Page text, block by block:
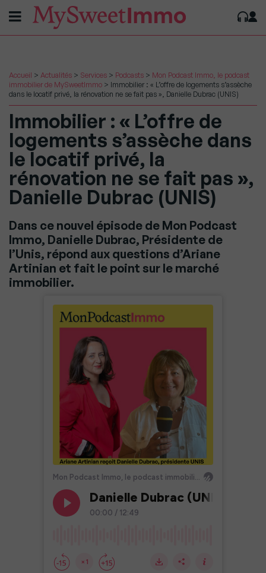
Accueil > Actualités > Services > Podcasts > Mon Podcast Immo, le podcast
immobilier de MySweetImmo > Immobilier : « L’offre de logements s’assèche
dans le locatif privé, la rénovation ne se fait pas », Danielle Dubrac (UNIS)
Immobilier : « L’offre de
logements s’assèche dans
le locatif privé, la
rénovation ne se fait pas »,
Danielle Dubrac (UNIS)
Dans ce nouvel épisode de Mon Podcast
Immo, Danielle Dubrac, Présidente de
l’Unis, répond aux questions d’Ariane
Artinian et fait le point sur le marché
immobilier.